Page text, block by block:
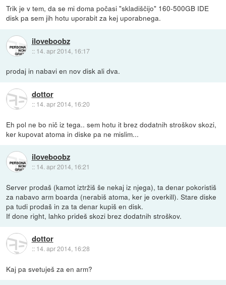
Trik je v tem, da se mi doma počasi "skladiščijo" 160-500GB IDE
disk pa sem jih hotu uporabit za kej uporabnega.
iloveboobz
:: 14. apr 2014, 16:17
prodaj in nabavi en nov disk ali dva.
dottor
:: 14. apr 2014, 16:20
Eh pol ne bo nič iz tega.. sem hotu it brez dodatnih stroškov skozi,
ker kupovat atoma in diske pa ne mislim...
iloveboobz
:: 14. apr 2014, 16:21
Server prodaš (kamot iztržiš še nekaj iz njega), ta denar pokoristiš
za nabavo arm boarda (nerabiš atoma, ker je overkill). Stare diske
pa tudi prodaš in za ta denar kupiš en disk.
If done right, lahko prideš skozi brez dodatnih stroškov.
dottor
:: 14. apr 2014, 16:28
Kaj pa svetuješ za en arm?